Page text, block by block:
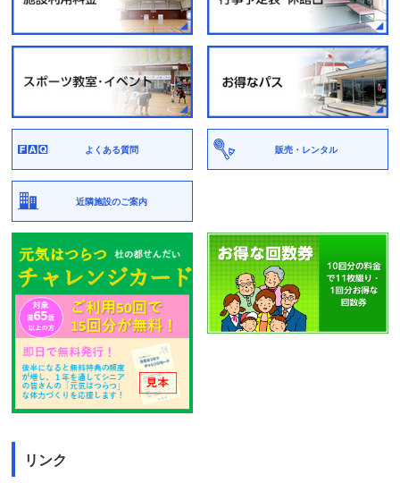
よくある質問 販売・レンタル
近隣施設のご案内
リンク